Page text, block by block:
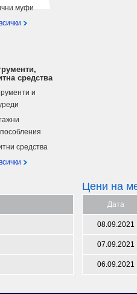
муфи
средства
и
средства
Цени на
Дата
08.09.2021
07.09.2021
06.09.2021